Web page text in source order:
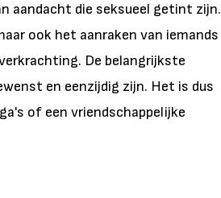
aandacht die seksueel getint zijn.
ook het aanraken van iemands
De belangrijkste
en eenzijdig zijn. Het is dus
of een vriendschappelijke